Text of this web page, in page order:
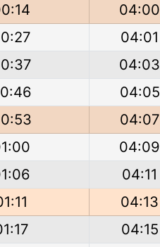
04:00
04:01
04:03
04:05
04:07
04:09
04:11
04:13
04:15